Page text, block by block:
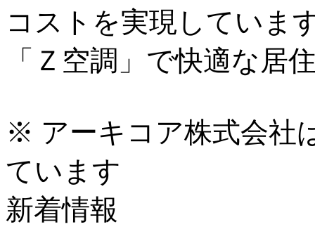
コストを実現していま
「Ｚ空調」で快適な居
※ アーキコア株式会社
ています
新着情報